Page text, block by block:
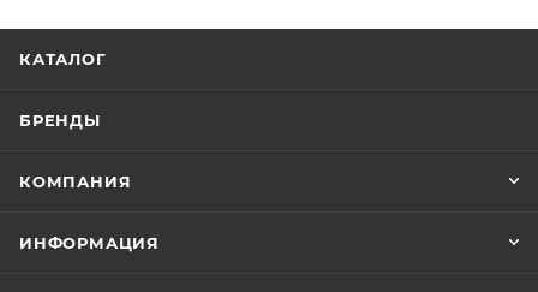
КАТАЛОГ
БРЕНДЫ
КОМПАНИЯ
ИНФОРМАЦИЯ